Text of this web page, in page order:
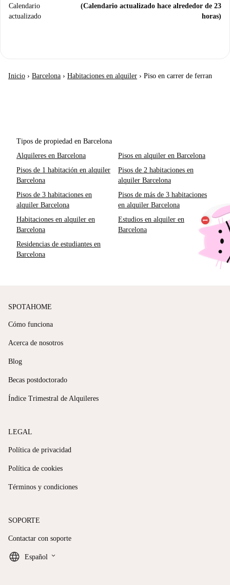
Calendario
actualizado
(Calendario actualizado hace alrededor de 23
horas)
Inicio › Barcelona › Habitaciones en alquiler › Piso en carrer de ferran
Tipos de propiedad en Barcelona
Alquileres en Barcelona
Pisos en alquiler en Barcelona
Pisos de 1 habitación en alquiler
Barcelona
Pisos de 2 habitaciones en
alquiler Barcelona
Pisos de 3 habitaciones en
alquiler Barcelona
Pisos de más de 3 habitaciones
en alquiler Barcelona
Habitaciones en alquiler en
Barcelona
Estudios en alquiler en
Barcelona
Residencias de estudiantes en
Barcelona
SPOTAHOME
Cómo funciona
Acerca de nosotros
Blog
Becas postdoctorado
Índice Trimestral de Alquileres
LEGAL
Política de privacidad
Política de cookies
Términos y condiciones
SOPORTE
Contactar con soporte
Español keyboard_arrow_down